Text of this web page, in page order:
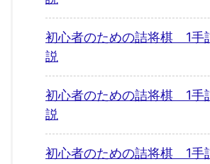
初心者のための詰将棋 1
説
初心者のための詰将棋 1
説
初心者のための詰将棋 1